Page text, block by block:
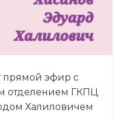
прямой эфир с
отделением ГКПЦ
Халиловичем